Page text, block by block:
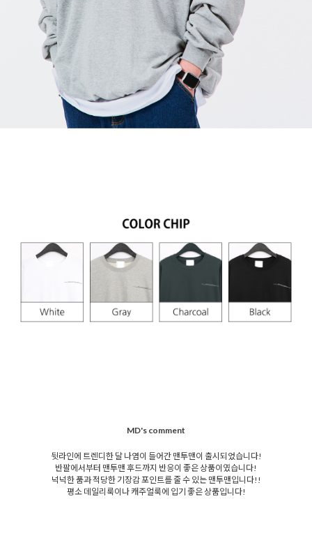
MD's comment
뒷라인에 트렌디한 달 나염이 들어간 맨투맨이 출시되었습니다!
반팔에서부터 맨투맨 후드까지 반응이 좋은 상품이였습니다!
넉넉한 품과 적당한 기장감 포인트를 줄 수 있는 맨투맨입니다!!
평소 데일리룩이나 캐주얼룩에 입기 좋은 상품입니다!